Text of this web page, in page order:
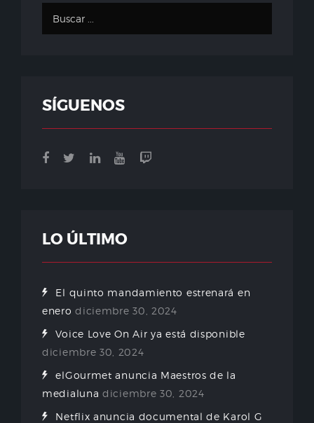
SÍGUENOS
LO ÚLTIMO
El quinto mandamiento estrenará en
enero diciembre 30, 2024
Voice Love On Air ya está disponible
diciembre 30, 2024
elGourmet anuncia Maestros de la
medialuna diciembre 30, 2024
Netflix anuncia documental de Karol G